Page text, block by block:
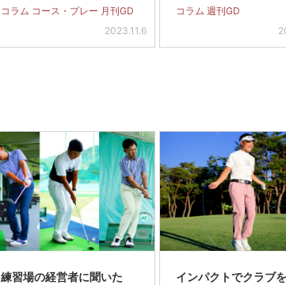
コラム コース・プレー 月刊GD
2023.11.6
コラム 週刊GD
練習場の経営者に聞いた
インパクトでクラブ